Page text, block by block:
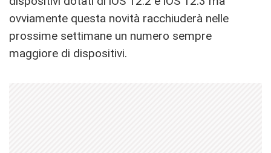
ovviamente questa novità racchiuderà nelle
prossime settimane un numero sempre
maggiore di dispositivi.